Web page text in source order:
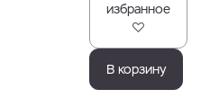
избранное
В корзину